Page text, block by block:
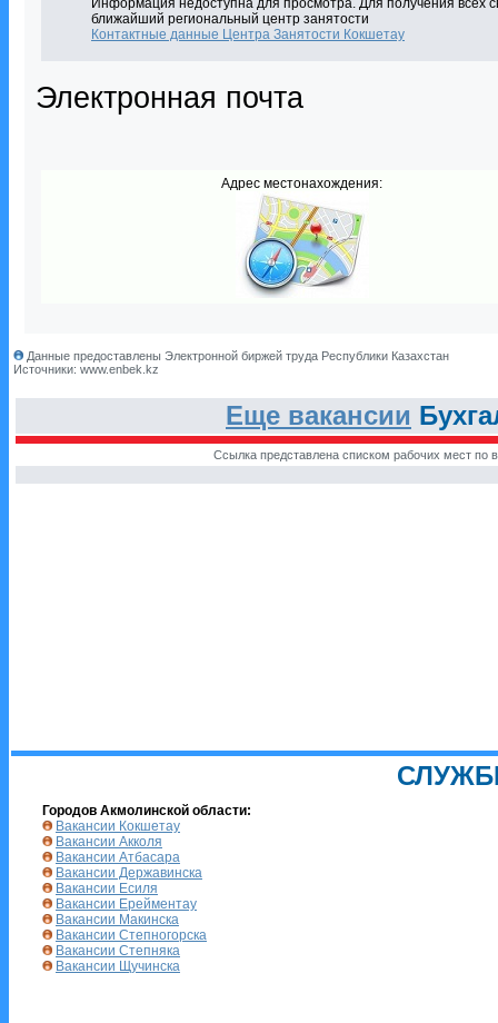
Информация недоступна для просмотра. Для получения всех
ближайший региональный центр занятости
Контактные данные Центра Занятости Кокшетау
Электронная почта
Адрес местонахождения:
Данные предоставлены Электронной биржей труда Республики Казахстан
Источники: www.enbek.kz
Еще вакансии
Ссылка представлена списком рабочих мест по
Городов Акмолинской области:
Вакансии Кокшетау
Вакансии Акколя
Вакансии Атбасара
Вакансии Державинска
Вакансии Есиля
Вакансии Ерейментау
Вакансии Макинска
Вакансии Степногорска
Вакансии Степняка
Вакансии Щучинска